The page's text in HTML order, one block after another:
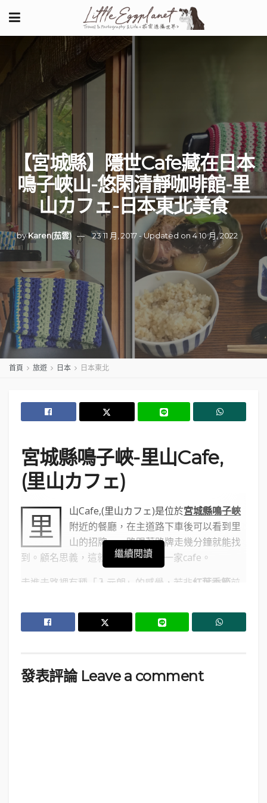
【宮城縣】隱世Cafe藏在日本
鳴子峽山-悠閑清靜咖啡館-里
山カフェ-日本東北美食
byKaren(茄雲) 23 11 月, 2017 - Updated on 4 10 月, 2022
首頁 旅遊 日本 日本東北
宮城縣鳴子峽-里山Cafe,
(里山カフェ)
里 山Cafe,(里山カフェ)是位於宮城縣鳴子峽
附近的餐廳，在主道路下車後可以看到里
山的招牌，一路跟著路牌走幾分鐘就能找
到。顧名思義，這就是藏在山裡
的一家cafe。
走進去路裡有種「入元朗」的感覺，若非紅葉季節前
不會找到這深處裡來。這裡也算不上要人特意前來一
趟的驚世餐館，畢竟從市區到鳴子溫泉的火車的班次
繼續閱讀
發表評論 Leave a comment